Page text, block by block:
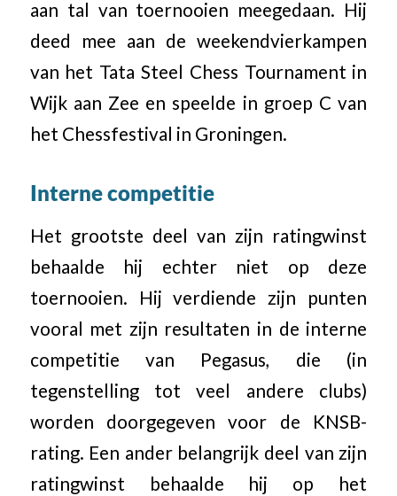
aan tal van toernooien meegedaan. Hij
deed mee aan de weekendvierkampen
van het Tata Steel Chess Tournament in
Wijk aan Zee en speelde in groep C van
het Chessfestival in Groningen.
Interne competitie
Het grootste deel van zijn ratingwinst
behaalde hij echter niet op deze
toernooien. Hij verdiende zijn punten
vooral met zijn resultaten in de interne
competitie van Pegasus, die (in
tegenstelling tot veel andere clubs)
worden doorgegeven voor de KNSB-
rating. Een ander belangrijk deel van zijn
ratingwinst behaalde hij op het